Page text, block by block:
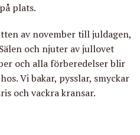
plats.
av november till juldagen,
och njuter av jullovet
och alla förberedelser blir
Vi bakar, pysslar, smyckar
och vackra kransar.